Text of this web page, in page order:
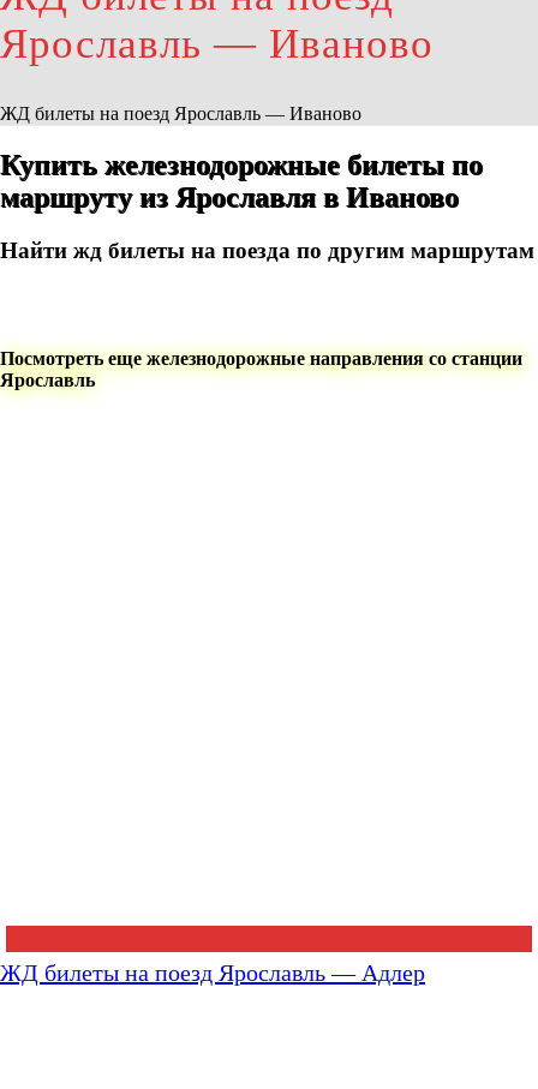
Ярославль — Иваново
ЖД билеты на поезд Ярославль — Иваново
Купить железнодорожные билеты по
маршруту из Ярославля в Иваново
Найти жд билеты на поезда по другим маршрутам
Посмотреть еще железнодорожные направления со станции
Ярославль
ЖД билеты на поезд Ярославль — Адлер